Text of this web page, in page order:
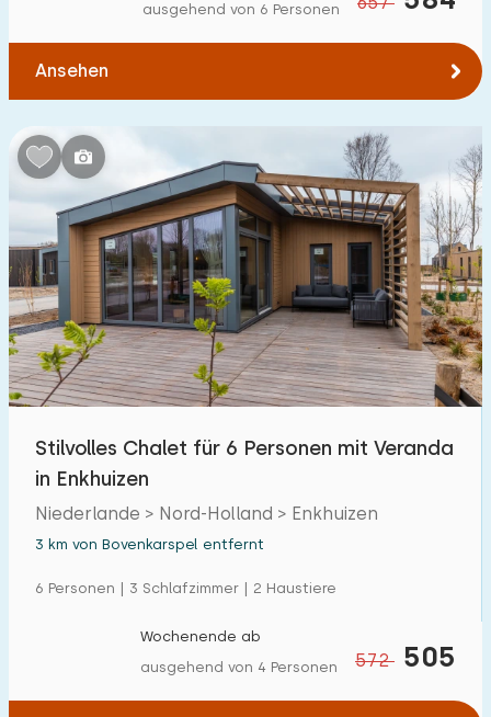
ausgehend von 6 Personen
Ansehen
Stilvolles Chalet für 6 Personen mit Veranda
in Enkhuizen
Niederlande > Nord-Holland > Enkhuizen
3 km von Bovenkarspel entfernt
6 Personen | 3 Schlafzimmer | 2 Haustiere
572 505
Wochenende ab
ausgehend von 4 Personen